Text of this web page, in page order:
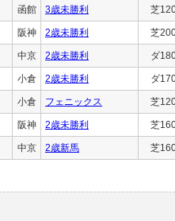
函館 3歳未勝利 芝
阪神 2歳未勝利 芝
中京 2歳未勝利 ダ
小倉 2歳未勝利 ダ
小倉 フェニックス 芝
阪神 2歳未勝利 芝
中京 2歳新馬 芝